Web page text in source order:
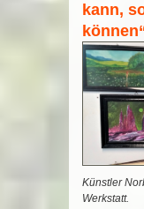
kann,
Künstler
Werkstatt.